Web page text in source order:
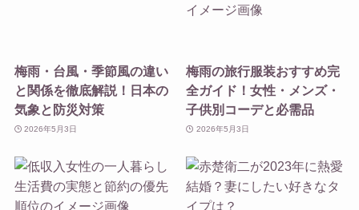
梅雨・台風・季節風の違い
と関係を徹底解説！日本の
気象と防災対策
2026年5月3日
梅雨の旅行服装おすすめ完
全ガイド！女性・メンズ・
子供別コーデと必需品
2026年5月3日